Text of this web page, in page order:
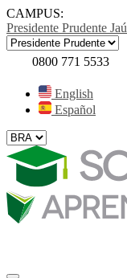
CAMPUS:
Presidente Prudente Jaú
0800 771 5533
English
Español